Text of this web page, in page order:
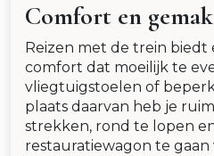
Comfort en
Reizen met de trein biedt
comfort dat moeilijk te
vliegtuigstoelen of
plaats daarvan heb je
strekken, rond te lopen
restauratiewagon te